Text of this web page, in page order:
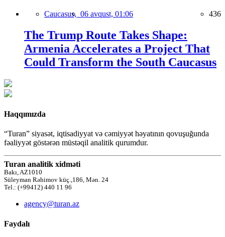
Caucasus, 06 avqust, 01:06 436
The Trump Route Takes Shape:
Armenia Accelerates a Project That
Could Transform the South Caucasus
Haqqımızda
“Turan” siyasət, iqtisadiyyat və cəmiyyət həyatının qovuşuğunda
fəaliyyət göstərən müstəqil analitik qurumdur.
Turan analitik xidməti
Bakı, AZ1010
Süleyman Rəhimov küç.,186, Mən. 24
Tel.: (+99412) 440 11 96
agency@turan.az
Faydalı